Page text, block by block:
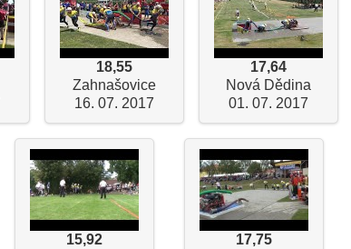
18,55
Zahnašovice
16. 07. 2017
17,64
Nová Dědina
01. 07. 2017
15,92
17,75